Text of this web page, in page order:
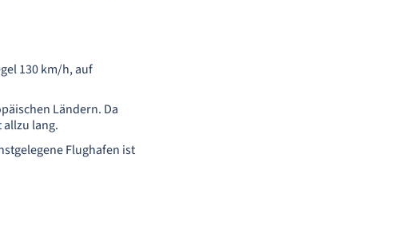
130 km/h, auf
Ländern. Da
lang.
Flughafen ist